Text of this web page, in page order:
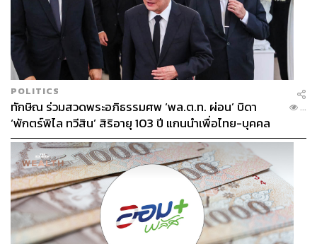
POLITICS
ทักษิณ ร่วมสวดพระอภิธรรมศพ ‘พล.ต.ท. ผ่อน’ บิดา
‘พักตร์พิไล ทวีสิน’ สิริอายุ 103 ปี แกนนำเพื่อไทย-บุคคล
หลากวงการร่วมอาลัย
...